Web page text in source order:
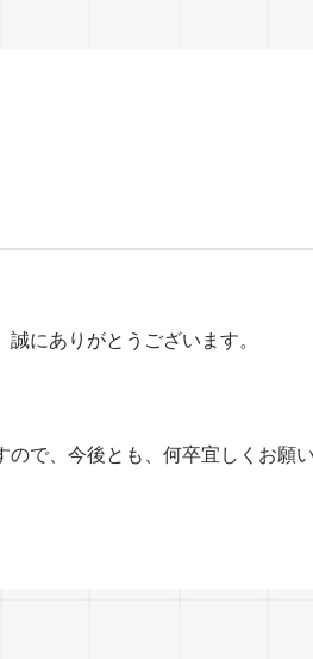
にありがとうございます。
で、今後とも、何卒宜しくお願